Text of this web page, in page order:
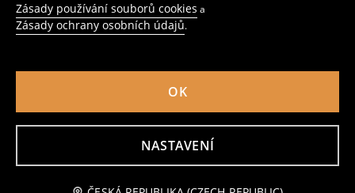
Zásady používání souborů cookies a
Zásady ochrany osobních údajů.
NASTAVENÍ
OK
Česká republika (Czech Republic)
Nastavení cookie
Seznam důvěryhodných partnerů
Městský soud v Praze oddíl C, vložka 88159